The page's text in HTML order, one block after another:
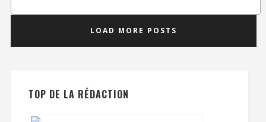
LOAD MORE POSTS
TOP DE LA RÉDACTION